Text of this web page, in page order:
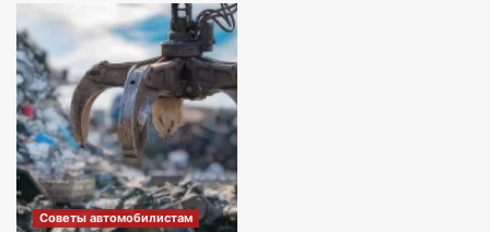
Советы автомобилистам